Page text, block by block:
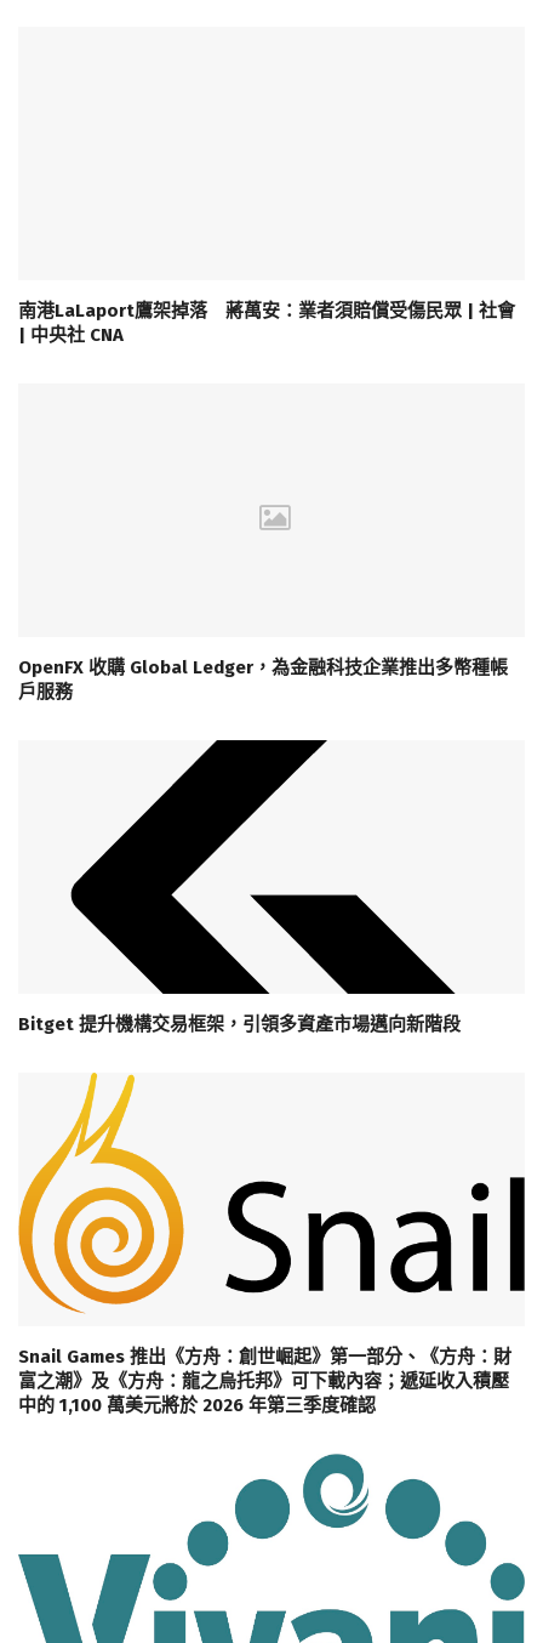
南港LaLaport鷹架掉落 蔣萬安：業者須賠償受傷民眾 | 社會
| 中央社 CNA
OpenFX 收購 Global Ledger，為金融科技企業推出多幣種帳
戶服務
Bitget 提升機構交易框架，引領多資產市場邁向新階段
Snail Games 推出《方舟：創世崛起》第一部分、《方舟：財
富之潮》及《方舟：龍之烏托邦》可下載內容；遞延收入積壓
中的 1,100 萬美元將於 2026 年第三季度確認